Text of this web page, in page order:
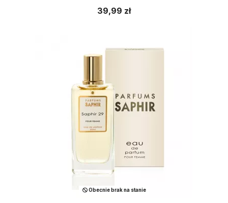
39,99 zł
Obecnie brak na stanie